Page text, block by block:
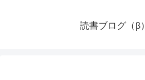
読書ブログ（β）